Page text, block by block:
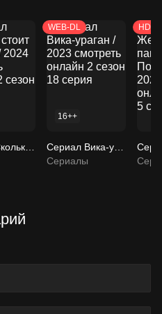
WEB-DL
16++
Сериалы